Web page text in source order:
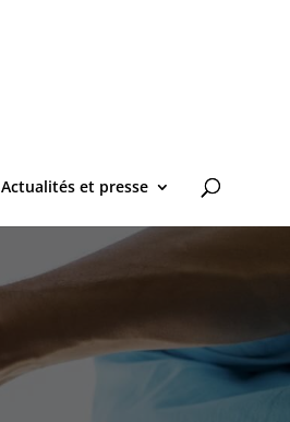
Actualités et presse